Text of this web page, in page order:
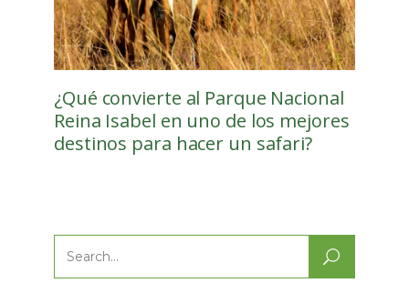
¿Qué convierte al Parque Nacional
Reina Isabel en uno de los mejores
destinos para hacer un safari?
Search